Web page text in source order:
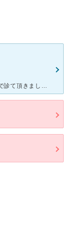
健康診断でコレステロール値が高い為、こちらで診て頂きました。 血液検査をし内服薬を処方して頂いたら数か月で基準値になり、 診て頂いてよかったです。 駐車場は、広く、敷地内に薬局もあるので便利